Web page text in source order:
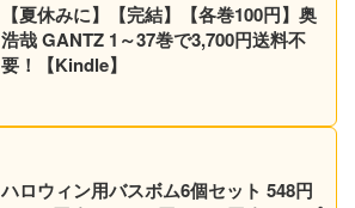
【夏休みに】【完結】【各巻100円】奥
浩哉 GANTZ 1～37巻で3,700円送料不
要！【Kindle】
ハロウィン用バスボム6個セット 548円